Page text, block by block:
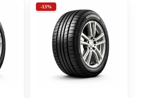
-13%